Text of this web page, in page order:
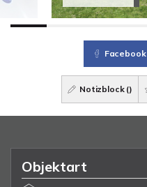
Facebook
Notizblock ()
Objektart